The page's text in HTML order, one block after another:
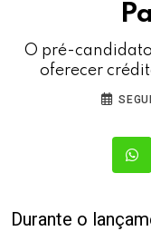
O pré-
oferecer
Durante o